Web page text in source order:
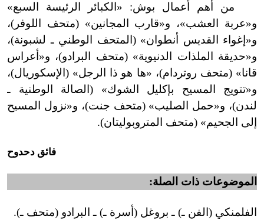
من أهم أعمال بوش: «الكبائر الرئيسة السبع»
و«عربة العشب»، و«قارب المجانين» (متحف اللوفر)،
و« إغواء القديس أنطوان» (المتحف الوطني ـ لشبونة)،
و«حديقة الملذات الدنيوية» (متحف البرادو)، و« أعراس
قانا» (متحف روتردام)، «ها هو ذا الرجل» (الإسكوريال)،
و«تتويج المسيح بإكليل الشوك» (الصالة الوطنية ـ
لندن)، و«حمل الصليب» (متحف جنت)، و«نزول المسيح
إلى الجحيم» (متحف المتروبوليتان).
فائق دحدوح
الموضوعات ذات الصلة:
الفلمنكي (الفن ـ) ـ بروغل (أسرة ـ) ـ البرادو (متحف ـ).